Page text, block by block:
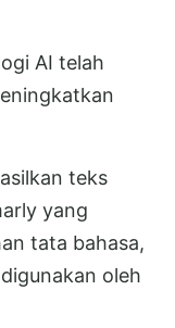
AI telah
teks
yang
tata bahasa,
oleh